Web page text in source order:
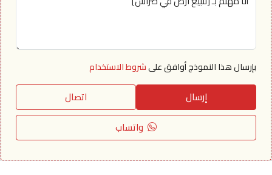
بإرسال هذا النموذج أوافق علىشروط الاستخدام
إرسال
اتصال
واتساب